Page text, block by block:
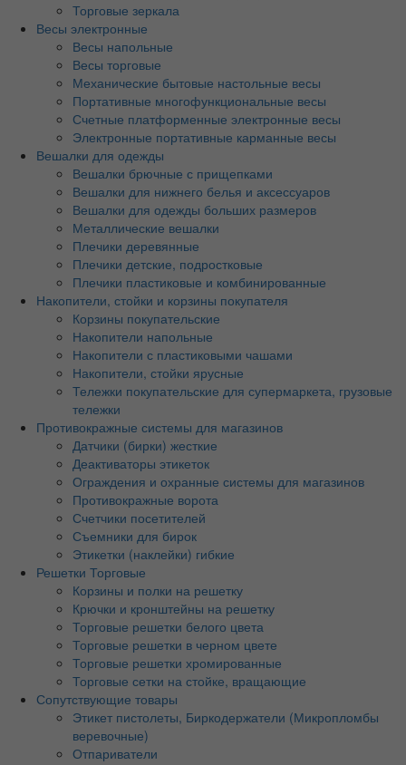
Торговые зеркала
Весы электронные
Весы напольные
Весы торговые
Механические бытовые настольные весы
Портативные многофункциональные весы
Счетные платформенные электронные весы
Электронные портативные карманные весы
Вешалки для одежды
Вешалки брючные с прищепками
Вешалки для нижнего белья и аксессуаров
Вешалки для одежды больших размеров
Металлические вешалки
Плечики деревянные
Плечики детские, подростковые
Плечики пластиковые и комбинированные
Накопители, стойки и корзины покупателя
Корзины покупательские
Накопители напольные
Накопители с пластиковыми чашами
Накопители, стойки ярусные
Тележки покупательские для супермаркета, грузовые
тележки
Противокражные системы для магазинов
Датчики (бирки) жесткие
Деактиваторы этикеток
Ограждения и охранные системы для магазинов
Противокражные ворота
Счетчики посетителей
Съемники для бирок
Этикетки (наклейки) гибкие
Решетки Торговые
Корзины и полки на решетку
Крючки и кронштейны на решетку
Торговые решетки белого цвета
Торговые решетки в черном цвете
Торговые решетки хромированные
Торговые сетки на стойке, вращающие
Сопутствующие товары
Этикет пистолеты, Биркодержатели (Микропломбы
веревочные)
Отпариватели